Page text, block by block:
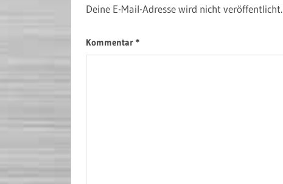
Deine E-Mail-Adresse wird nicht veröffentlicht.
Kommentar *